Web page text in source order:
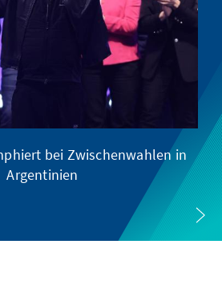
bei Zwischenwahlen in
Argentinien